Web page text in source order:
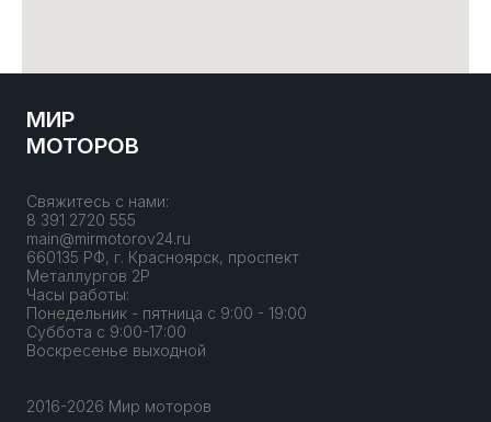
МИР
МОТОРОВ
Свяжитесь с нами:
8 391 2720 555
main@mirmotorov24.ru
660135 РФ, г. Красноярск, проспект
Металлургов 2Р
Часы работы:
Понедельник - пятница с 9:00 - 19:00
Суббота с 9:00-17:00
Воскресенье выходной
2016-2026 Мир моторов